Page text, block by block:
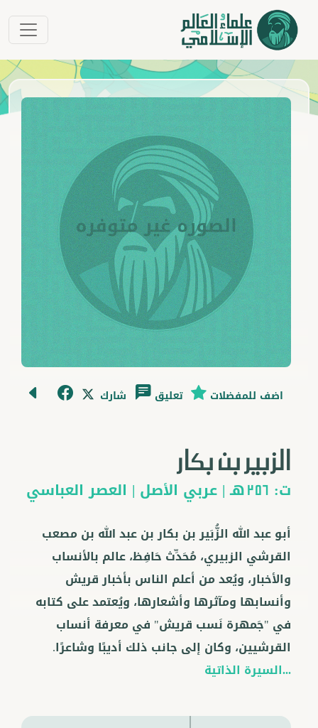
شارك تعليق اضف للمفضلات
الزبير بن بكار
ت: 256هـ | عربي الأصل | العصر العباسي
أبو عبد الله الزُّبَير بن بكار بن عبد الله بن مصعب
القرشي الزبيري، مُحَدِّث حَافِظ، عالم بالأنساب
والأخبار، ويُعد من أعلم الناس بأخبار قريش
وأنسابها ومآثرها وأشعارها، ويُعتمد على كتابه
في "جَمهرة نَسب قريش" في معرفة أنساب
القرشيين، وكان إلى جانب ذلك أديبًا وشاعرًا.
...السيرة الذاتية